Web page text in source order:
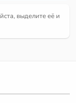
выделите её и